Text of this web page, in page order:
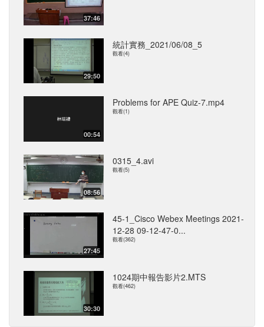
37:46
29:50
統計實務_2021/06/08_5
觀看(4)
00:54
Problems for APE Quiz-7.mp4
觀看(1)
08:56
0315_4.avi
觀看(5)
27:45
45-1_Cisco Webex Meetings 2021-
12-28 09-12-47-0...
觀看(362)
30:30
1024期中報告影片2.MTS
觀看(462)